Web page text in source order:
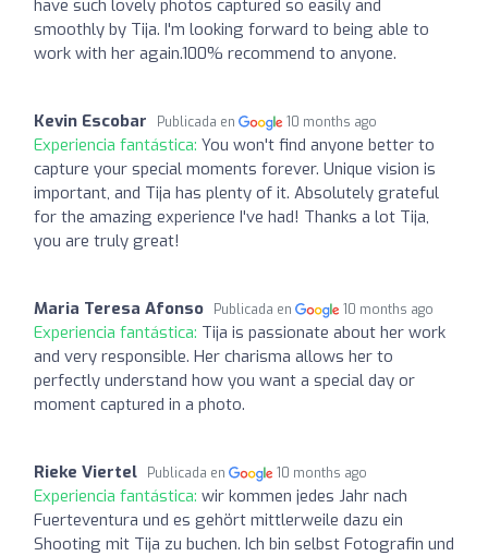
have such lovely photos captured so easily and
smoothly by Tija. I'm looking forward to being able to
work with her again.100% recommend to anyone.
Kevin Escobar Publicada en 10 months ago
Experiencia fantástica: You won't find anyone better to
capture your special moments forever. Unique vision is
important, and Tija has plenty of it. Absolutely grateful
for the amazing experience I've had! Thanks a lot Tija,
you are truly great!
Maria Teresa Afonso Publicada en 10 months ago
Experiencia fantástica: Tija is passionate about her work
and very responsible. Her charisma allows her to
perfectly understand how you want a special day or
moment captured in a photo.
Rieke Viertel Publicada en 10 months ago
Experiencia fantástica: wir kommen jedes Jahr nach
Fuerteventura und es gehört mittlerweile dazu ein
Shooting mit Tija zu buchen. Ich bin selbst Fotografin und